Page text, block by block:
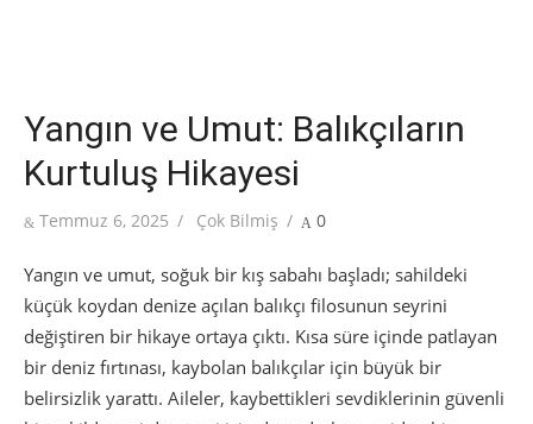
Yangın ve Umut: Balıkçıların
Kurtuluş Hikayesi
Posted
Temmuz 6, 2025 Author
Çok Bilmiş 0
Yangın ve umut, soğuk bir kış sabahı başladı; sahildeki
küçük koydan denize açılan balıkçı filosunun seyrini
değiştiren bir hikaye ortaya çıktı. Kısa süre içinde patlayan
bir deniz fırtınası, kaybolan balıkçılar için büyük bir
belirsizlik yarattı. Aileler, kaybettikleri sevdiklerinin güvenli